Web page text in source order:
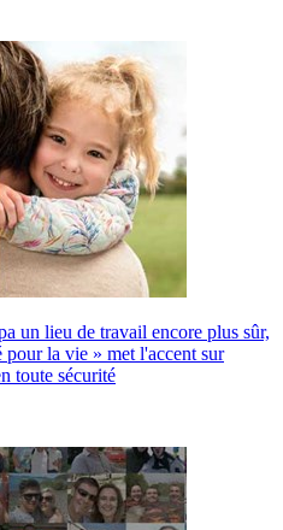
un lieu de travail encore plus sûr,
pour la vie » met l'accent sur
toute sécurité